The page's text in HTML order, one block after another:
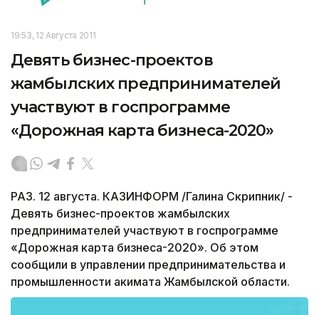
19:53, 12 Августа 2011
Девять бизнес-проектов
жамбылских предпринимателей
участвуют в госпрограмме
«Дорожная карта бизнеса-2020»
РАЗ. 12 августа. КАЗИНФОРМ /Галина Скрипник/ -
Девять бизнес-проектов жамбылских
предпринимателей участвуют в госпрограмме
«Дорожная карта бизнеса-2020». Об этом
сообщили в управлении предпринимательства и
промышленности акимата Жамбылской области.